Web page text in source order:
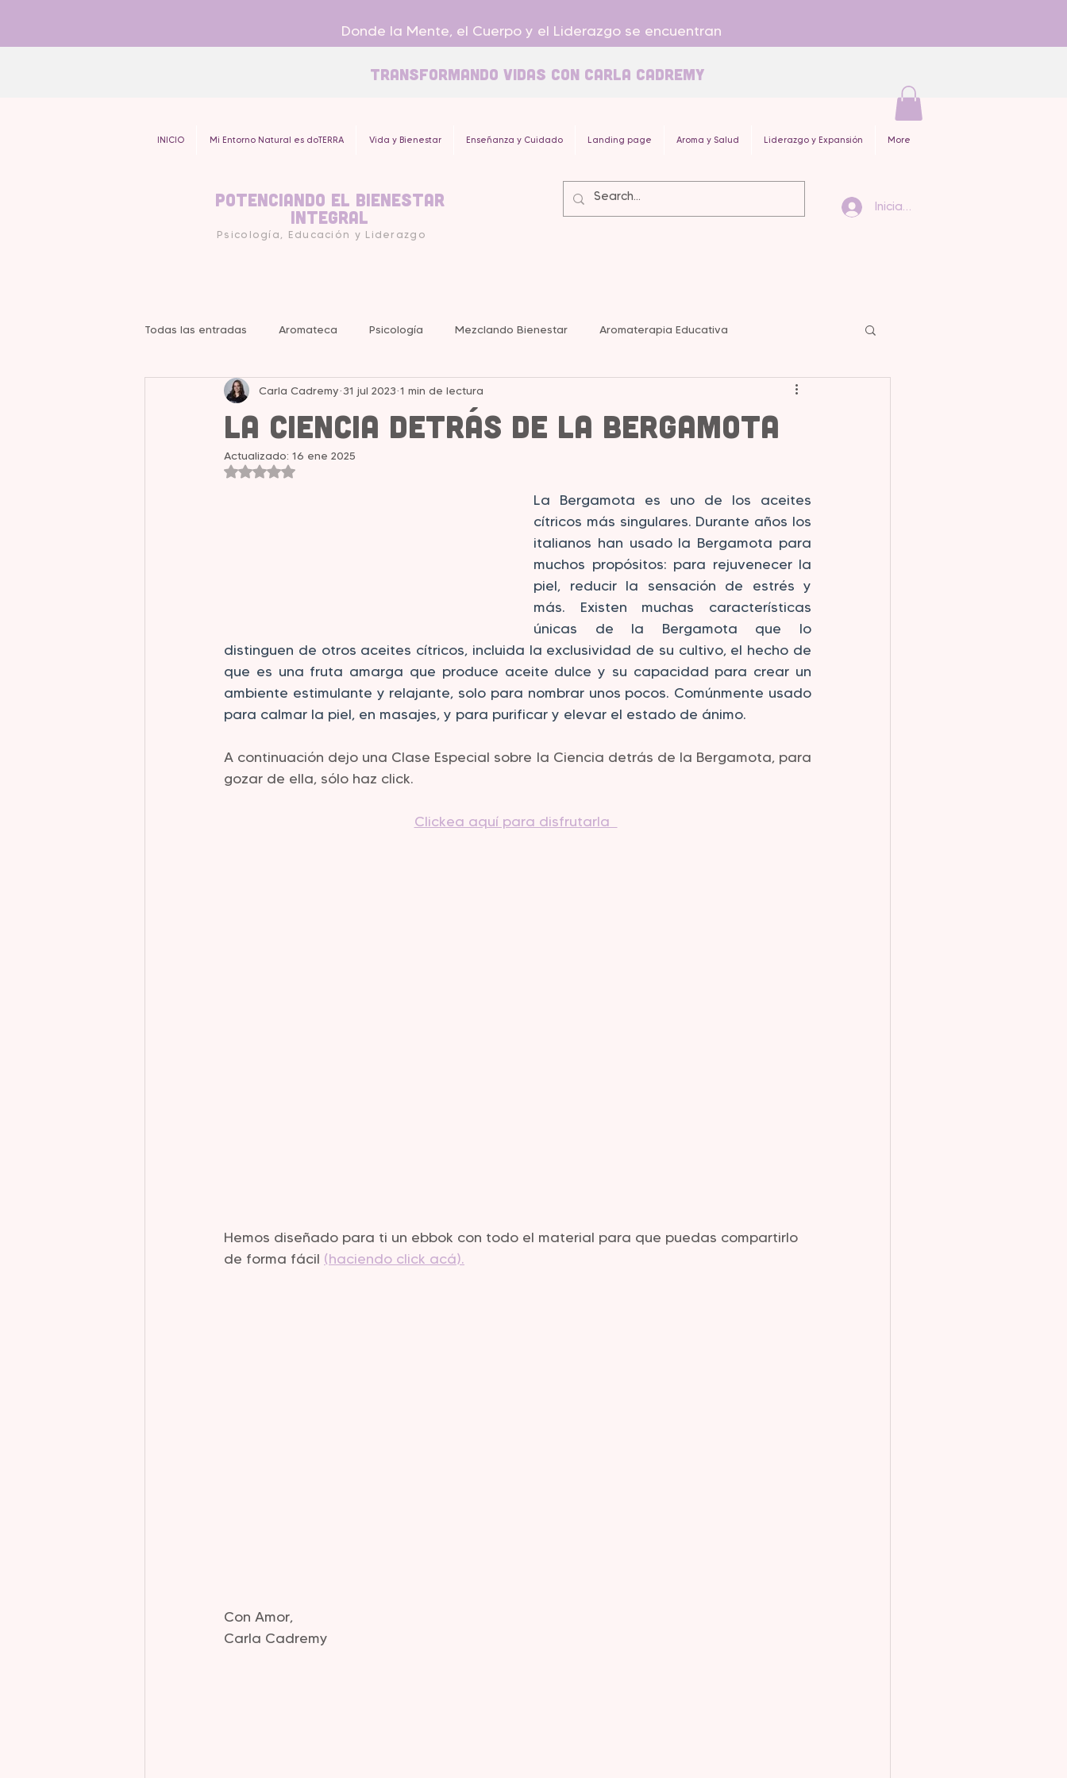
Donde la Mente, el Cuerpo y el Liderazgo se encuentran
Transformando Vidas con carla Cadremy
INICIO Mi Entorno Natural es doTERRA Vida y Bienestar Enseñanza y Cuidado Landing page Aroma y Salud Liderazgo y Expansión More
Potenciando el Bienestar
Integral
Psicología, Educación y Liderazgo
Iniciar sesión
Todas las entradas Aromateca Psicología Mezclando Bienestar Aromaterapia Educativa
Liderazgo y Mentalidad
La Ciencia detrás de la Bergamota
Carla Cadremy 31 jul 2023 1 min de lectura
Actualizado: 16 ene 2025
Obtuvo NaN de 5 estrellas.
La Bergamota es uno de los aceites
cítricos más singulares. Durante años los
italianos han usado la Bergamota para
muchos propósitos: para rejuvenecer la
piel, reducir la sensación de estrés y
más. Existen muchas características
únicas de la Bergamota que lo
distinguen de otros aceites cítricos, incluida la exclusividad de su cultivo, el hecho de
que es una fruta amarga que produce aceite dulce y su capacidad para crear un
ambiente estimulante y relajante, solo para nombrar unos pocos. Comúnmente usado
para calmar la piel, en masajes, y para purificar y elevar el estado de ánimo.
A continuación dejo una Clase Especial sobre la Ciencia detrás de la Bergamota, para
gozar de ella, sólo haz click.
Clickea aquí para disfrutarla
Hemos diseñado para ti un ebbok con todo el material para que puedas compartirlo
de forma fácil (haciendo click acá).
Con Amor,
Carla Cadremy